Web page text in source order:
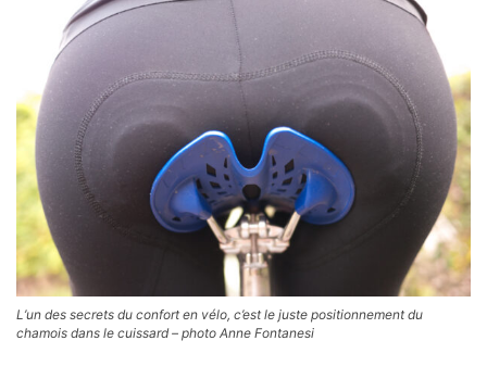
L’un des secrets du confort en vélo, c’est le juste positionnement du
chamois dans le cuissard – photo Anne Fontanesi